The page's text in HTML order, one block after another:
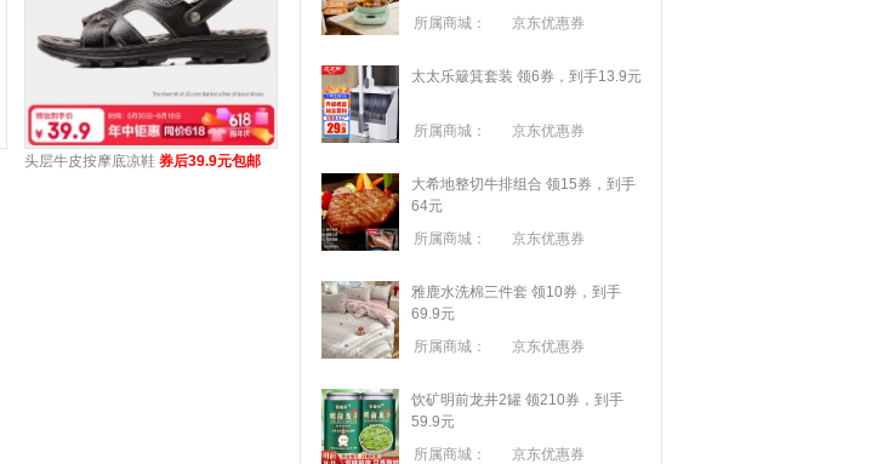
头层牛皮按摩底凉鞋 券后39.9元包邮
所属商城：
京东优惠券
太太乐簸箕套装 领6券，到手13.9元
所属商城： 京东优惠券
大希地整切牛排组合 领15券，到手
64元
所属商城：
京东优惠券
雅鹿水洗棉三件套 领10券，到手
69.9元
所属商城：
京东优惠券
饮矿明前龙井2罐 领210券，到手
59.9元
所属商城：
京东优惠券